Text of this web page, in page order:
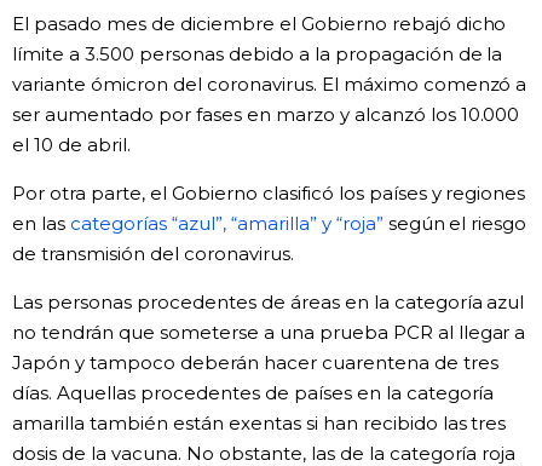
Vídeos e imágenes
En profundidad
Más
Noticias
Datos de Japón
Fragmentos de Japón
Gente
official SNS
El pasado mes de diciembre el Gobierno rebajó dicho
límite a 3.500 personas debido a la propagación de la
variante ómicron del coronavirus. El máximo comenzó a
ser aumentado por fases en marzo y alcanzó los 10.000
el 10 de abril.
Por otra parte, el Gobierno clasificó los países y regiones
en las categorías “azul”, “amarilla” y “roja” según el riesgo
de transmisión del coronavirus.
Las personas procedentes de áreas en la categoría azul
no tendrán que someterse a una prueba PCR al llegar a
Japón y tampoco deberán hacer cuarentena de tres
días. Aquellas procedentes de países en la categoría
amarilla también están exentas si han recibido las tres
dosis de la vacuna. No obstante, las de la categoría roja